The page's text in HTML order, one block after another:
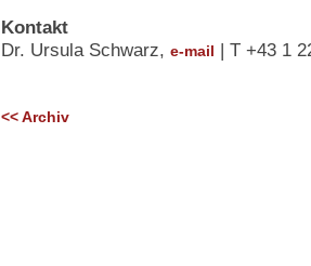
Kontakt
Dr. Ursula Schwarz, e-mail | T +43 1
<< Archiv